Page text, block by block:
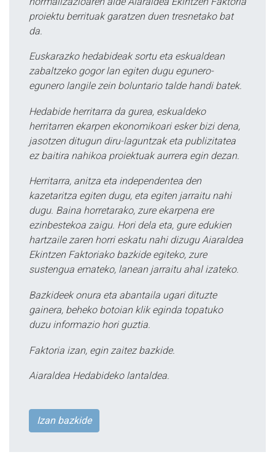
proiektu berrituak garatzen duen tresnetako bat
da.
Euskarazko hedabideak sortu eta eskualdean
zabaltzeko gogor lan egiten dugu egunero-
egunero langile zein boluntario talde handi batek.
Hedabide herritarra da gurea, eskualdeko
herritarren ekarpen ekonomikoari esker bizi dena,
jasotzen ditugun diru-laguntzak eta publizitatea
ez baitira nahikoa proiektuak aurrera egin dezan.
Herritarra, anitza eta independentea den
kazetaritza egiten dugu, eta egiten jarraitu nahi
dugu. Baina horretarako, zure ekarpena ere
ezinbestekoa zaigu. Hori dela eta, gure edukien
hartzaile zaren horri eskatu nahi dizugu Aiaraldea
Ekintzen Faktoriako bazkide egiteko, zure
sustengua emateko, lanean jarraitu ahal izateko.
Bazkideek onura eta abantaila ugari dituzte
gainera, beheko botoian klik eginda topatuko
duzu informazio hori guztia.
Faktoria izan, egin zaitez bazkide.
Aiaraldea Hedabideko lantaldea.
Izan bazkide